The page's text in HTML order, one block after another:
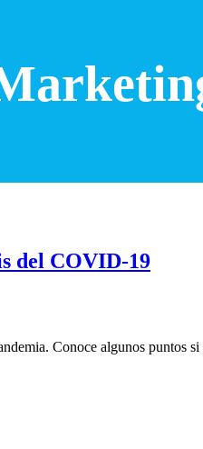
del COVID-19
Conoce algunos puntos